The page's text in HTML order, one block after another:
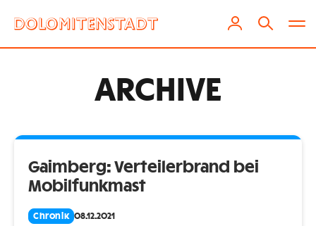
ARCHIVE
Gaimberg: Verteilerbrand bei
Mobilfunkmast
Chronik 08.12.2021